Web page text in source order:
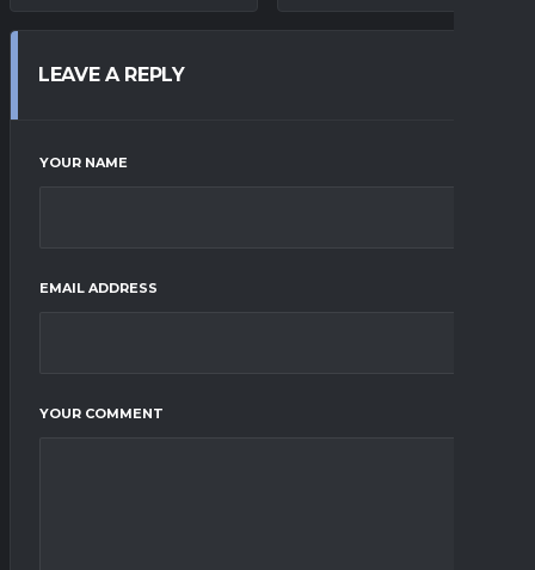
LEAVE A REPLY
YOUR NAME
EMAIL ADDRESS
YOUR COMMENT